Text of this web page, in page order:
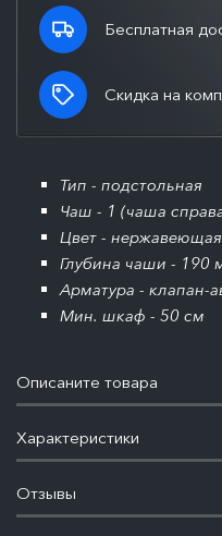
Бесплатная
Скидка на
Тип - подстольная
Чаш - 1 (чаша
Цвет - нержавеющая
Глубина чаши - 190
Арматура - клапан-
Мин. шкаф - 50 см
Описаните товара
Характеристики
Отзывы